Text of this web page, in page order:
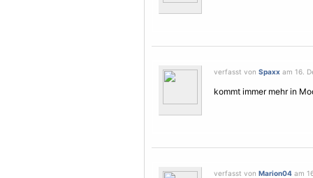
verfasst von Spaxx am 16.
kommt immer mehr in
verfasst von Marion04 am